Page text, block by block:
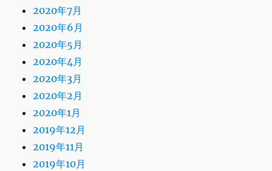
2020年7月
2020年6月
2020年5月
2020年4月
2020年3月
2020年2月
2020年1月
2019年12月
2019年11月
2019年10月